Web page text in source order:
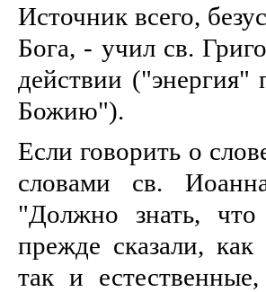
Источник всего,
Бога, - учил св.
действии
Божию").
Если говорить о
словами св.
"Должно знать,
прежде сказали,
так и